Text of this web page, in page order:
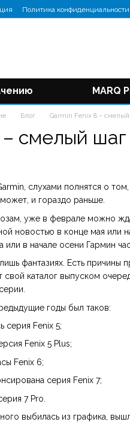
Политика конфиденциальности
MARQ
Блог Garmin Fenix 8 –
– смелый
слухами полнятся о
и гораздо раньше.
уже в феврале можно
новостью в конце мая или
в начале осени Гармин
фантазиях. Есть причины
свой каталог выпуском
годы был таков:
серия Fenix 5;
Fenix ​​5 Plus;
Fenix 6;
серия Fenix 7;
7 Pro.
выбилась из графика,